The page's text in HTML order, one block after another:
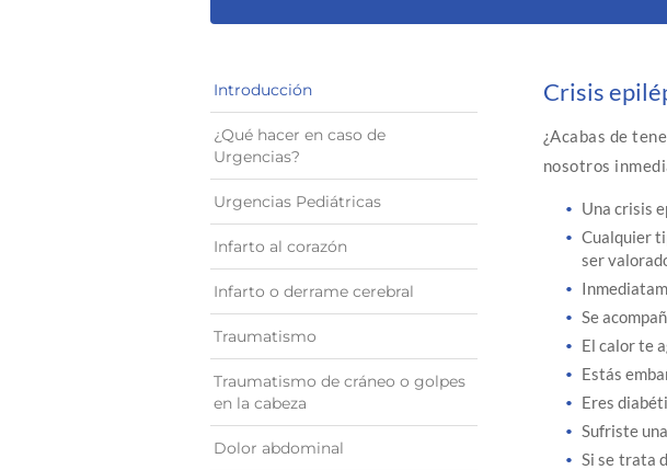
Crisis
¿Acabas de
nosotros
Una crisis
Cualquier
ser
Se
El calor te
Estás
Eres
Sufriste
Si se trata
Introducción
¿Qué hacer en caso de
Urgencias?
Urgencias Pediátricas
Infarto al corazón
Infarto o derrame cerebral
Traumatismo
Traumatismo de cráneo o golpes
en la cabeza
Dolor abdominal